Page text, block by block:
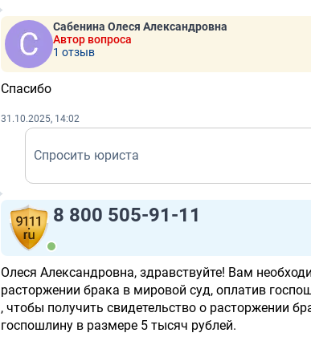
Сабенина Олеся Александровна
Автор вопроса
1 отзыв
Спасибо
31.10.2025, 14:02
Спросить юриста
8 800 505-91-11
Олеся Александровна, здравствуйте! Вам
расторжении брака в мировой суд, оплатив
, чтобы получить свидетельство о расторжении
госпошлину в размере 5 тысяч рублей.